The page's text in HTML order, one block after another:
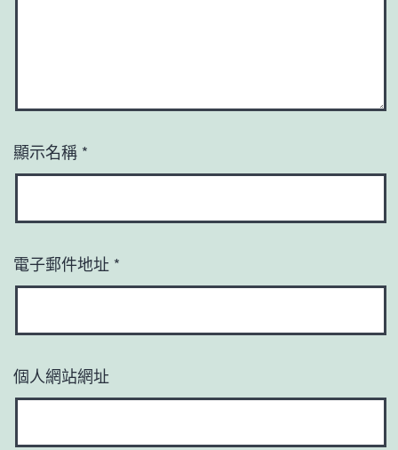
顯示名稱 *
電子郵件地址 *
個人網站網址